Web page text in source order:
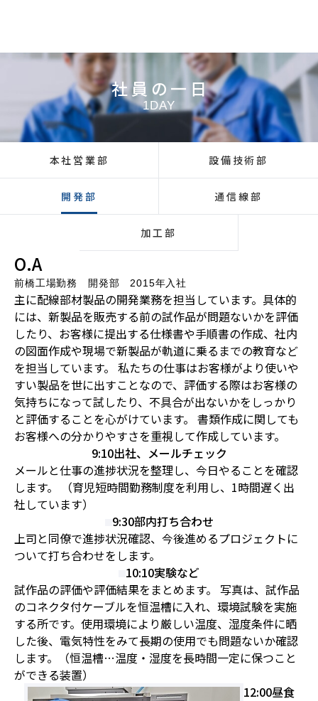
社員の一日
1DAY
本社営業部 設備技術部
開発部 通信線部
加工部
O.A
前橋工場勤務 開発部 2015年入社
主に配線部材製品の開発業務を担当しています。具体的
には、新製品を販売する前の試作品が問題ないかを評価
したり、お客様に提出する仕様書や手順書の作成、社内
の図面作成や現場で新製品が軌道に乗るまでの教育など
を担当しています。 私たちの仕事はお客様がより使いや
すい製品を世に出すことなので、評価する際はお客様の
気持ちになって試したり、不具合が出ないかをしっかり
と評価することを心がけています。 書類作成に関しても
お客様への分かりやすさを重視して作成しています。
9:10出社、メールチェック
メールと仕事の進捗状況を整理し、今日やることを確認
します。 （育児短時間勤務制度を利用し、1時間遅く出
社しています）
9:30部内打ち合わせ
上司と同僚で進捗状況確認、今後進めるプロジェクトに
ついて打ち合わせをします。
10:10実験など
試作品の評価や評価結果をまとめます。 写真は、試作品
のコネクタ付ケーブルを恒温槽に入れ、環境試験を実施
する所です。使用環境により厳しい温度、湿度条件に晒
した後、電気特性をみて長期の使用でも問題ないか確認
します。（恒温槽…温度・湿度を長時間一定に保つこと
ができる装置）
12:00昼食